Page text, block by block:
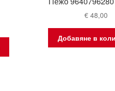
€48,00
Добавяне в